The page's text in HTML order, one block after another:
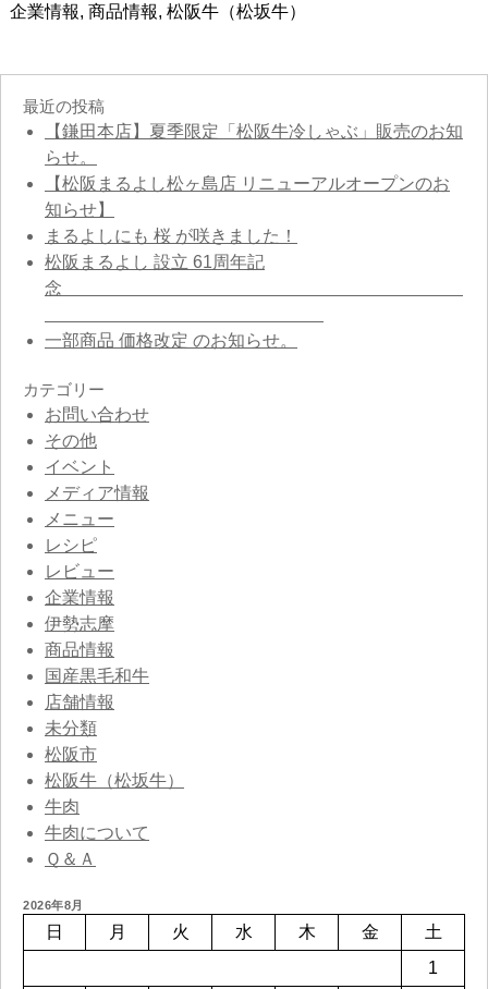
企業情報, 商品情報, 松阪牛（松坂牛）
最近の投稿
【鎌田本店】夏季限定「松阪牛冷しゃぶ」販売のお知
らせ。
【松阪まるよし松ヶ島店 リニューアルオープンのお
知らせ】
まるよしにも 桜 が咲きました！
松阪まるよし 設立 61周年記
念
一部商品 価格改定 のお知らせ。
カテゴリー
お問い合わせ
その他
イベント
メディア情報
メニュー
レシピ
レビュー
企業情報
伊勢志摩
商品情報
国産黒毛和牛
店舗情報
未分類
松阪市
松阪牛（松坂牛）
牛肉
牛肉について
Ｑ＆Ａ
2026年8月
日 月 火 水 木 金
土
1